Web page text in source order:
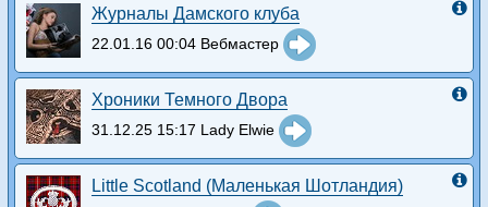
Журналы Дамского клуба
22.01.16 00:04 Вебмастер
Хроники Темного Двора
31.12.25 15:17 Lady Elwie
Little Scotland (Маленькая Шотландия)